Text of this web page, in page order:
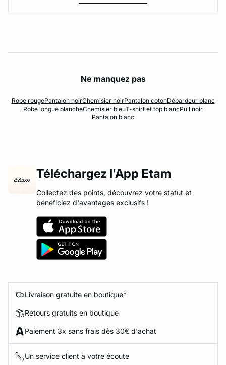
Ne manquez pas
Robe rougePantalon noirChemisier noirPantalon cotonDébardeur blanc
Robe longue blancheChemisier bleuT-shirt et top blancPull noir
Pantalon blanc
Téléchargez l'App Etam
Collectez des points, découvrez votre statut et
bénéficiez d'avantages exclusifs !
Livraison gratuite en boutique*
Retours gratuits en boutique
Paiement 3x sans frais dès 30€ d'achat
Un service client à votre écoute